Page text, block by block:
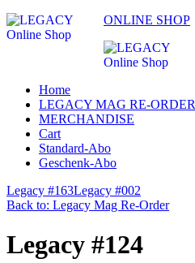
ONLINE SHOP
Home
LEGACY MAG RE-ORDER
MERCHANDISE
Cart
Standard-Abo
Geschenk-Abo
Legacy #163Legacy #002
Back to: Legacy Mag Re-Order
Legacy #124